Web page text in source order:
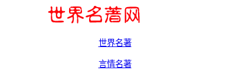
世界名著
言情名著